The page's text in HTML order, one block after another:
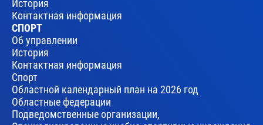
История
Контактная информация
СПОРТ
Об управлении
История
Контактная информация
Спорт
Областной календарный план на 2026 год
Областные федерации
Подведомственные организации,